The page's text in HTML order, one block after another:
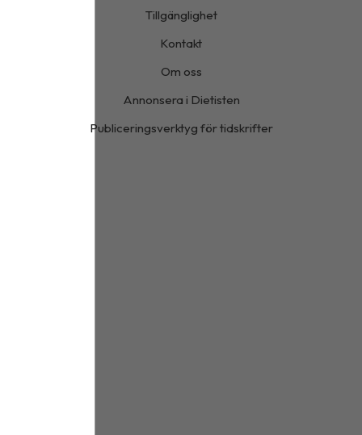
Tillgänglighet
Kontakt
Om oss
Annonsera i Dietisten
Publiceringsverktyg för tidskrifter